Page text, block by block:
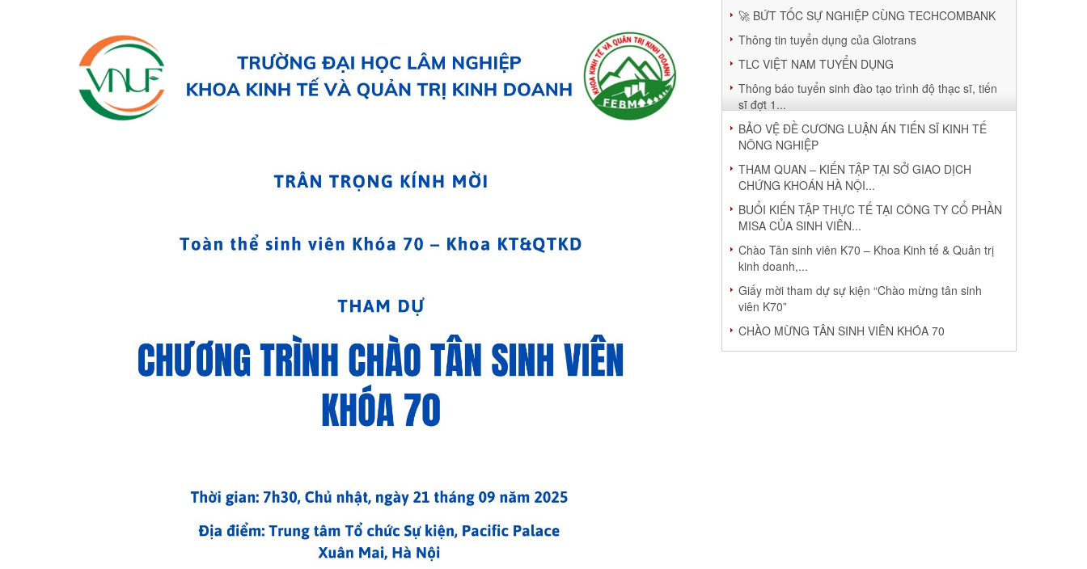
🚀 BỨT TỐC SỰ NGHIỆP CÙNG TECHCOMBANK
Thông tin tuyển dụng của Glotrans
TLC VIỆT NAM TUYỂN DỤNG
Thông báo tuyển sinh đào tạo trình độ thạc sĩ, tiến
sĩ đợt 1...
BẢO VỆ ĐỀ CƯƠNG LUẬN ÁN TIẾN SĨ KINH TẾ
NÔNG NGHIỆP
THAM QUAN – KIẾN TẬP TẠI SỞ GIAO DỊCH
CHỨNG KHOÁN HÀ NỘI...
BUỔI KIẾN TẬP THỰC TẾ TẠI CÔNG TY CỔ PHẦN
MISA CỦA SINH VIÊN...
Chào Tân sinh viên K70 – Khoa Kinh tế & Quản trị
kinh doanh,...
Giấy mời tham dự sự kiện “Chào mừng tân sinh
viên K70”
CHÀO MỪNG TÂN SINH VIÊN KHÓA 70